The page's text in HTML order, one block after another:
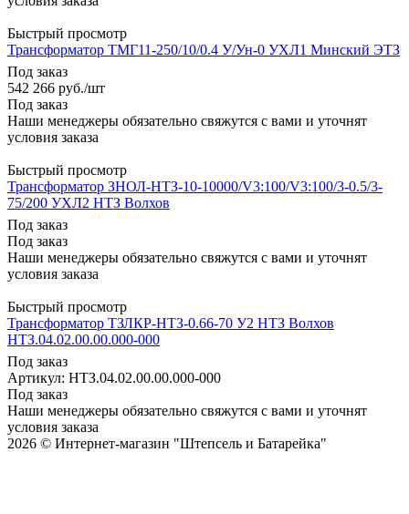
Быстрый просмотр
Трансформатор ТМГ11-250/10/0.4 У/Ун-0 УХЛ1 Минский ЭТЗ
Под заказ
542 266 руб./шт
Под заказ
Наши менеджеры обязательно свяжутся с вами и уточнят
условия заказа
Быстрый просмотр
Трансформатор ЗНОЛ-НТЗ-10-10000/V3:100/V3:100/3-0.5/3-
75/200 УХЛ2 НТЗ Волхов
Под заказ
Под заказ
Наши менеджеры обязательно свяжутся с вами и уточнят
условия заказа
Быстрый просмотр
Трансформатор ТЗЛКР-НТЗ-0.66-70 У2 НТЗ Волхов
НТЗ.04.02.00.00.000-000
Под заказ
Артикул: НТЗ.04.02.00.00.000-000
Под заказ
Наши менеджеры обязательно свяжутся с вами и уточнят
условия заказа
2026 © Интернет-магазин "Штепсель и Батарейка"